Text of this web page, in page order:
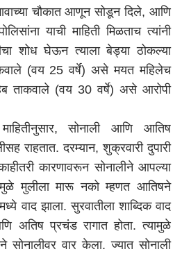
चौकात आणून सोडून दिले, आणि
याची माहिती मिळताच त्यांनी
शोध घेऊन त्याला बेड्या ठोकल्या
(वय 25 वर्षे) असे मयत महिलेच
ताकवाले (वय 30 वर्षे) असे आरोपी
सोनाली आणि आतिष
राहतात. दरम्यान, शुक्रवारी दुपारी
कारणावरून सोनालीने आपल्या
मुलीला मारू नको म्हणत आतिषने
वाद झाला. सुरवातीला शाब्दिक वाद
अतिष प्रचंड रागात होता. त्यामुळे
सोनालीवर वार केला. ज्यात सोनाली